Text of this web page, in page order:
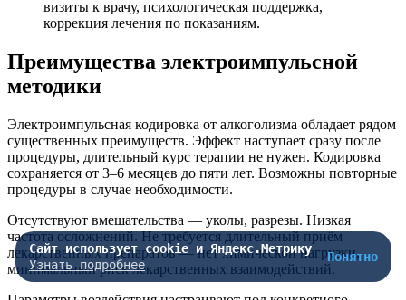
визиты к врачу, психологическая поддержка,
коррекция лечения по показаниям.
Преимущества электроимпульсной
методики
Электроимпульсная кодировка от алкоголизма обладает рядом
существенных преимуществ. Эффект наступает сразу после
процедуры, длительный курс терапии не нужен. Кодировка
сохраняется от 3–6 месяцев до пяти лет. Возможны повторные
процедуры в случае необходимости.
Отсутствуют вмешательства — уколы, разрезы. Низкая
частота осложнений. Не требуется длительный приём
лекарственных препаратов — нет химической нагрузки,
минимальный риск лекарственных взаимодействий.
Сайт использует cookie и Яндекс.Метрику
Узнать подробнее
Понятно